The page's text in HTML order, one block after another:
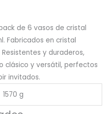
de 6 vasos de cristal
Fabricados en cristal
y duraderos,
clásico y versátil, perfectos
invitados.
1570 g